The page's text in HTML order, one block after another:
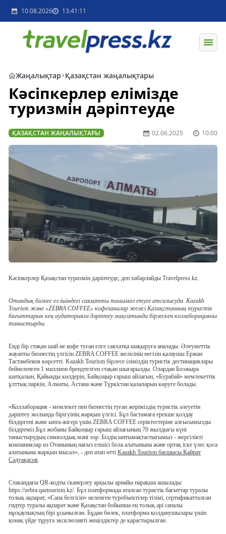
10.08.2026 13:41:11
Жаңалықтар Қазақстан жаңалықтары
Кәсіпкерлер елімізде
туризмін дәріптеуде
ҚАЗАҚСТАН ЖАҢАЛЫҚТАРЫ 02.06.2025 10:00
Кәсіпкерлер Қазақстан туризмін дәріптеуде, деп хабарлайды Travelpress.kz.
Отандық бизнес ел ішіндегі саяхатты танымал етуге атсалысуда. Kazakh
Tourism және «ZEBRA COFFEE» кофеханалар желісі Қазақстанның туристік
бағыттарын кең аудиторияға дәріптеу мақсатында бірлескен коллаборацияны
таныстырды.
Енді бір стақан шай не кофе туған елге саяхатқа шақыруға аналады. Әлеуметтік
жауапты бизнестің үлгісін ZEBRA COFFEE желісінің негізін қалаушы Ержан
Тастамбеков көрсетті. Kazakh Tourism бірлесе іліміздің туристік дестинациялары
бейнеленген 1 миллион брендтелген стақан шығарылды. Олардан Бозжыра
шатқалын, Қайыңды көлдерін, Байқоңыр ғарыш айлағын, «Бурабай» мемлекеттік
ұлттық паркін, Алматы, Астана және Түркістан қалаларын көруге болады.
«Коллаборация - мемлекет пен бизнестің туған жеріміздің туристік әлеуетін
дәріптеу жолында бірігуінің жарқын үлгісі. Бұл бастамаға ерекше қолдау
білдіргені және ынта-жігері үшін ZEBRA COFFEE серіктестеріне алғысымызды
білдіреміз.Бұл жобаны Байқоңыр ғарыш айлағының 70 жылдығы күні
таныстырудың символдық мәні зор. Біздің ынтымақтастығымыз - жергілікті
компаниялар өз Отанының нағыз елшісі бола алатынына және ортақ іске үлес қоса
алатынына жарқын мысал», - деп атап өтті Kazakh Tourism басшысы Қайрат
Сәдуақасов.
Стакандағы QR-кодты сканерлеу арқылы арнайы парақша ашылады:
https://zebra.qaztourism.kz/. Бұл платформада аталған туристік бағыттар туралы
толық ақпарат, «Сапа белгісін» иеленген туробъектілер тізімі, сертификатталған
гидтер туралы ақпарат және Қазақстан бойынша ең толық әрі сапалы
нұсқаулықтың бірі ұсынылған. Бұдан бөлек, платформа қолданушылары үшін
қонақ үйде тұруға эксклюзивті жеңілдіктер де қарастырылған.